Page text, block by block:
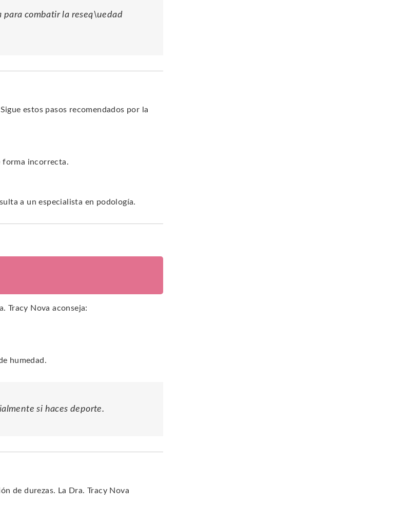
para combatir la reseq\uedad
estos pasos recomendados por la
forma incorrecta.
a un especialista en podología.
Tracy Nova aconseja:
humedad.
si haces deporte.
de durezas. La Dra. Tracy Nova